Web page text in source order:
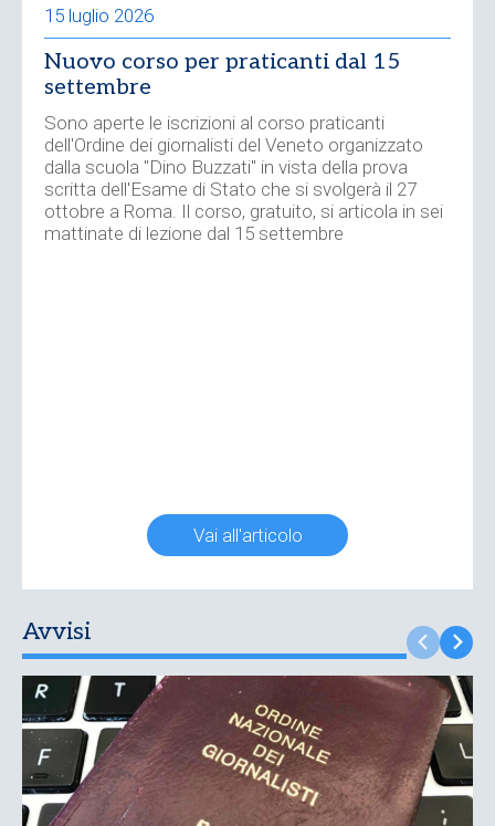
15 luglio 2026
Nuovo corso per praticanti dal 15
settembre
Sono aperte le iscrizioni al corso praticanti
dell'Ordine dei giornalisti del Veneto organizzato
dalla scuola "Dino Buzzati" in vista della prova
scritta dell'Esame di Stato che si svolgerà il 27
ottobre a Roma. Il corso, gratuito, si articola in sei
mattinate di lezione dal 15 settembre
Vai all'articolo
Avvisi